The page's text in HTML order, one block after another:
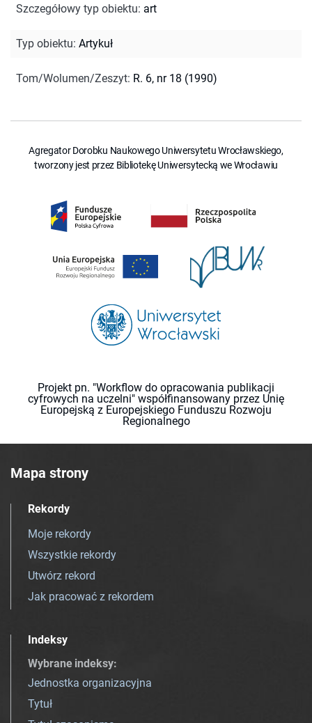
Szczegółowy typ obiektu: art
Typ obiektu: Artykuł
Tom/Wolumen/Zeszyt: R. 6, nr 18 (1990)
Agregator Dorobku Naukowego Uniwersytetu Wrocławskiego,
tworzony jest przez Bibliotekę Uniwersytecką we Wrocławiu
Projekt pn. "Workflow do opracowania publikacji
cyfrowych na uczelni" współfinansowany przez Unię
Europejską z Europejskiego Funduszu Rozwoju
Regionalnego
Mapa strony
Rekordy
Moje rekordy
Wszystkie rekordy
Utwórz rekord
Jak pracować z rekordem
Indeksy
Wybrane indeksy:
Jednostka organizacyjna
Tytuł